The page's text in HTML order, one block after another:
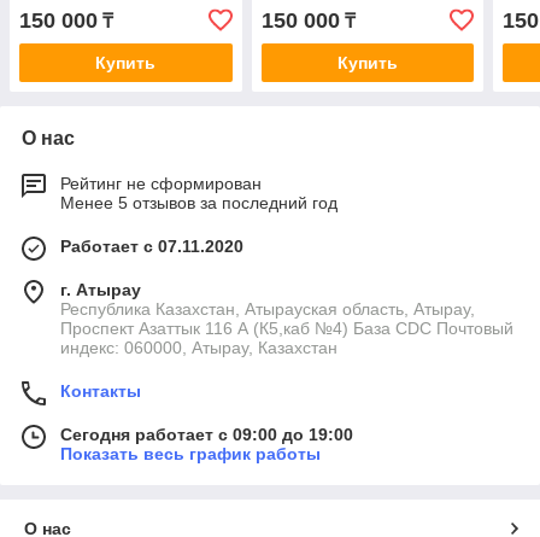
150 000 ₸
Купить
150 000₸
Купить
О нас
Рейтинг не сформирован
Менее 5 отзывов за последний год
Работает с 07.11.2020
г. Атырау
Республика Казахстан, Атырауская область, Атырау,
Проспект Азаттык 116 А (К5,каб №4) База CDC Почтовый
индекс: 060000, Атырау, Казахстан
Контакты
Сегодня работает с 09:00 до 19:00
Показать весь график работы
О нас